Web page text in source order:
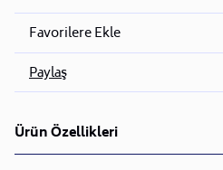
Favorilere Ekle
Paylaş
Ürün Özellikleri